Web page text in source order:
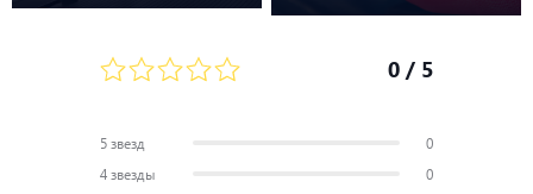
0 / 5
5 звезд
0
4 звезды
0